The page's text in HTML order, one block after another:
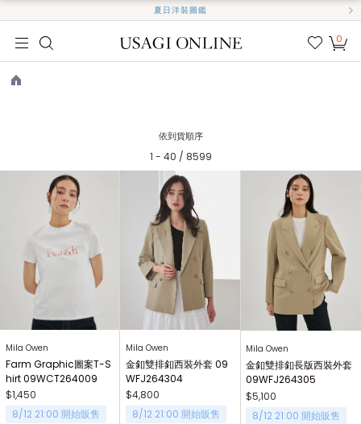
夏日洋裝圖鑑
我的
0
依到貨順序
1 - 40 / 8599
Mila Owen
Farm Graphic圖案T-S
hirt 09WCT264009
$1,450
8/12 21:00 開始販售
Mila Owen
金釦雙排釦西裝外套 09
WFJ264304
$4,800
8/12 21:00 開始販售
Mila Owen
金釦雙排釦長版西裝外套
09WFJ264305
$5,100
8/12 21:00 開始販售